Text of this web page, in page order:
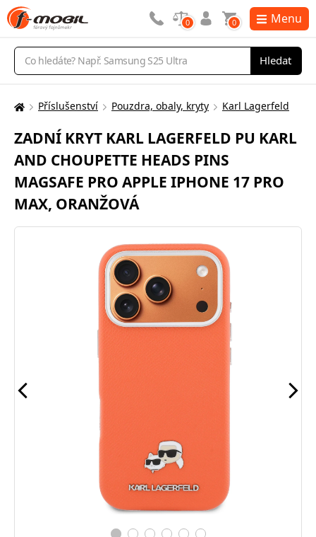
Vyhledávání
Hledat
0 0 Menu
Zde
nacházíte:
Příslušenství Pouzdra, obaly, kryty Karl Lagerfeld
ZADNÍ KRYT KARL LAGERFELD PU KARL
AND CHOUPETTE HEADS PINS
MAGSAFE PRO APPLE IPHONE 17 PRO
MAX, ORANŽOVÁ